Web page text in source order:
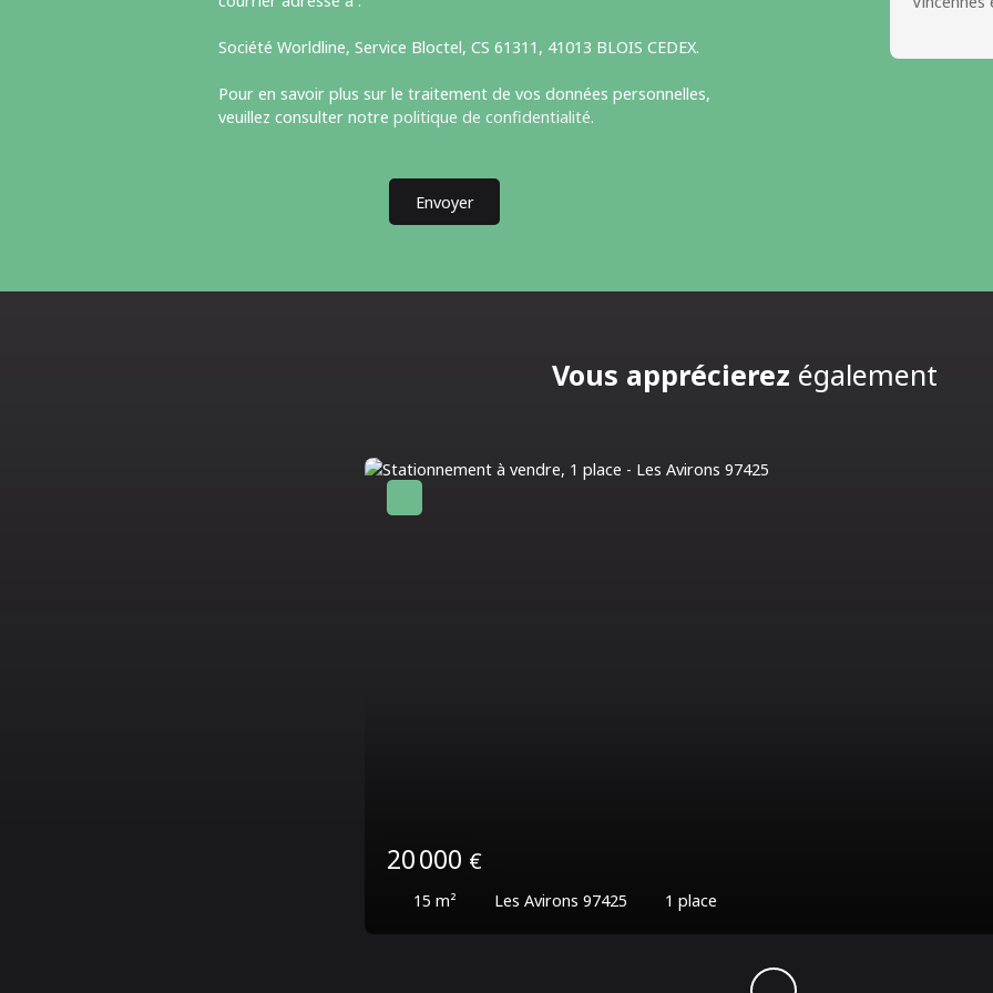
Société Worldline, Service Bloctel, CS 61311, 41013 BLOIS CEDEX.
Pour en savoir plus sur le traitement de vos données personnelles,
veuillez consulter notre politique de confidentialité.
Envoyer
Vous apprécierez également